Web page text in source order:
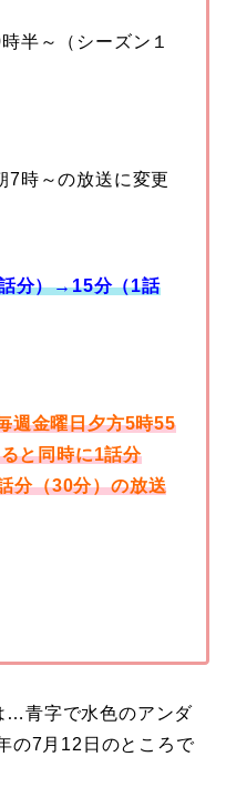
半～（シーズン１
7時～の放送に変更
分）→15分（1話
金曜日夕方5時55
と同時に1話分
分（30分）の放送
…青字で水色のアンダ
の7月12日のところで